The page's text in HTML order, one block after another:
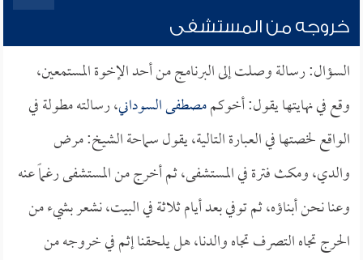
خروجه من المستشفى
السؤال: رسالة وصلت إلى البرنامج من أحد الإخوة المستمعين،
وقع في نهايتها يقول: أخوكممصطفى السوداني، رسالته مطولة في
الواقع لخصتها في العبارة التالية، يقول سماحة الشيخ: مرض
والدي، ومكث فترة في المستشفى، ثم أخرج من المستشفى رغماً عنه
وعنا نحن أبناؤه، ثم توفي بعد أيام ثلاثة في البيت، نشعر بشيء من
الحرج تجاه التصرف تجاه والدنا، هل يلحقنا إثم في خروجه من